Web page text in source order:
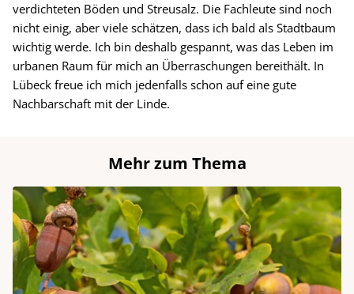
verdichteten Böden und Streusalz. Die Fachleute sind noch
nicht einig, aber viele schätzen, dass ich bald als Stadtbaum
wichtig werde. Ich bin deshalb gespannt, was das Leben im
urbanen Raum für mich an Überraschungen bereithält. In
Lübeck freue ich mich jedenfalls schon auf eine gute
Nachbarschaft mit der Linde.
Mehr zum Thema